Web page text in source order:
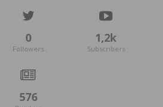
0
Followers
1,2k
Subscribers
576